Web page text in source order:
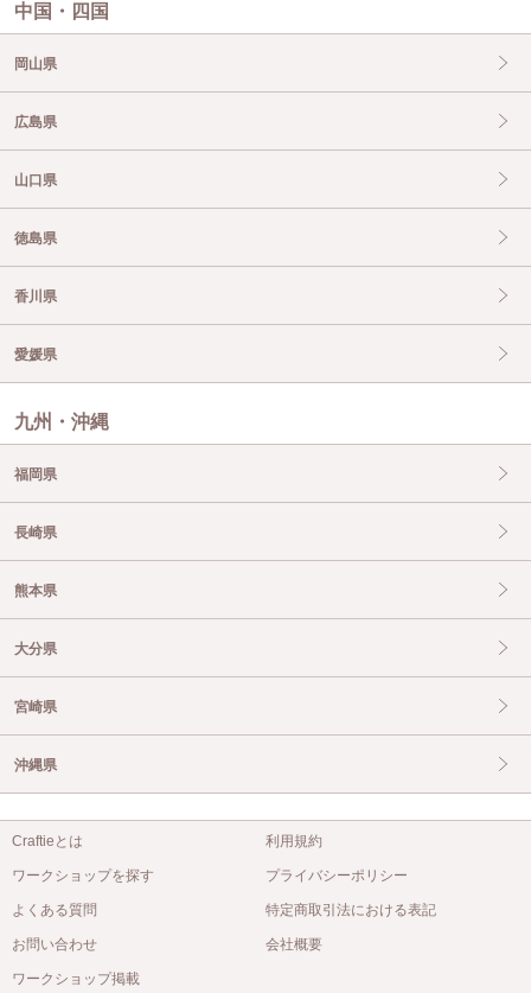
中国・四国
岡山県
広島県
山口県
徳島県
香川県
愛媛県
九州・沖縄
福岡県
長崎県
熊本県
大分県
宮崎県
沖縄県
Craftieとは
ワークショップを探す
よくある質問
お問い合わせ
ワークショップ掲載
利用規約
プライバシーポリシー
特定商取引法における表記
会社概要